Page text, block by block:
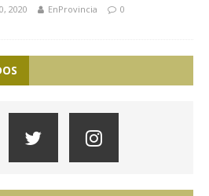
2020 EnProvincia 0